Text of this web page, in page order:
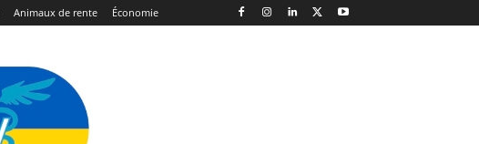
Animaux de rente Économie